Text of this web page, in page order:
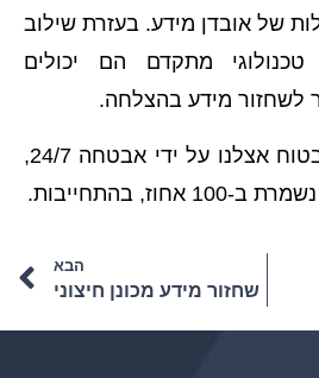
של אובדן מידע. בעזרת שילוב
מתקדם הם יכולים
לשחזור מידע בהצלחה.
המידע האישי שלכם בטוח אצלנו על ידי אבטחה 24/7,
בהתחייבות.
הבא
שחזור מידע מכונן חיצוני